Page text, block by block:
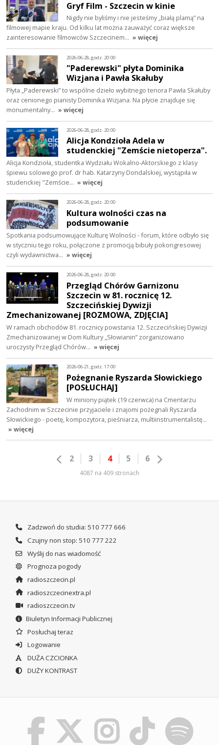
Gryf Film - Szczecin w kinie
Nigdy nie byliśmy i nie jesteśmy „białą plamą” na
filmowej mapie kraju. Od kilku lat można zauważyć coraz większe
zainteresowanie filmowców Szczecinem… » więcej
2026-06-28, godz. 20:00
"Paderewski" płyta Dominika
Wizjana i Pawła Skałuby
Płyta „Paderewski” to wspólne dzieło wybitnego tenora Pawła Skałuby
oraz cenionego pianisty Dominika Wizjana. Na płycie znajduje się
monumentalny… » więcej
2026-06-28, godz. 20:00
Alicja Kondzioła Adela w
studenckiej "Zemście nietoperza".
Alicja Kondzioła, studentka Wydziału Wokalno‑Aktorskiego z klasy
śpiewu solowego prof. dr hab. Katarzyny Dondalskiej, wystąpiła w
studenckiej "Zemście… » więcej
2026-06-28, godz. 20:00
Kultura wolności czas na
podsumowanie
Spotkania podsumowujące Kulturę Wolności - forum, które odbyło się
w styczniu tego roku, połączone z promocją bibuły pokongresowej
czyli wydawnictwa… » więcej
2026-06-28, godz. 20:00
Przegląd Chórów Garnizonu
Szczecin w 81. rocznicę 12.
Szczecińskiej Dywizji
Zmechanizowanej [ROZMOWA, ZDJĘCIA]
W ramach obchodów 81. rocznicy powstania 12. Szczecińskiej Dywizji
Zmechanizowanej w Dom Kultury „Słowianin” zorganizowano
uroczysty Przegląd Chórów… » więcej
2026-06-21, godz. 17:00
Pożegnanie Ryszarda Słowickiego
[POSŁUCHAJ]
W miniony piątek (19 czerwca) na Cmentarzu
Zachodnim w Szczecinie przyjaciele i znajomi pożegnali Ryszarda
Słowickiego - poetę, kompozytora, pieśniarza, multiinstrumentalistę…
» więcej
2 3 4 5 6
4087 na 409 stronach
Zadzwoń do studia: 510 777 666
Czujny non stop: 510 777 222
Wyślij do nas wiadomość
Prognoza pogody
radioszczecin.pl
radioszczecinextra.pl
radioszczecin.tv
Biuletyn Informacji Publicznej
Posłuchaj teraz
Logowanie
DUŻA CZCIONKA
DUŻY KONTRAST